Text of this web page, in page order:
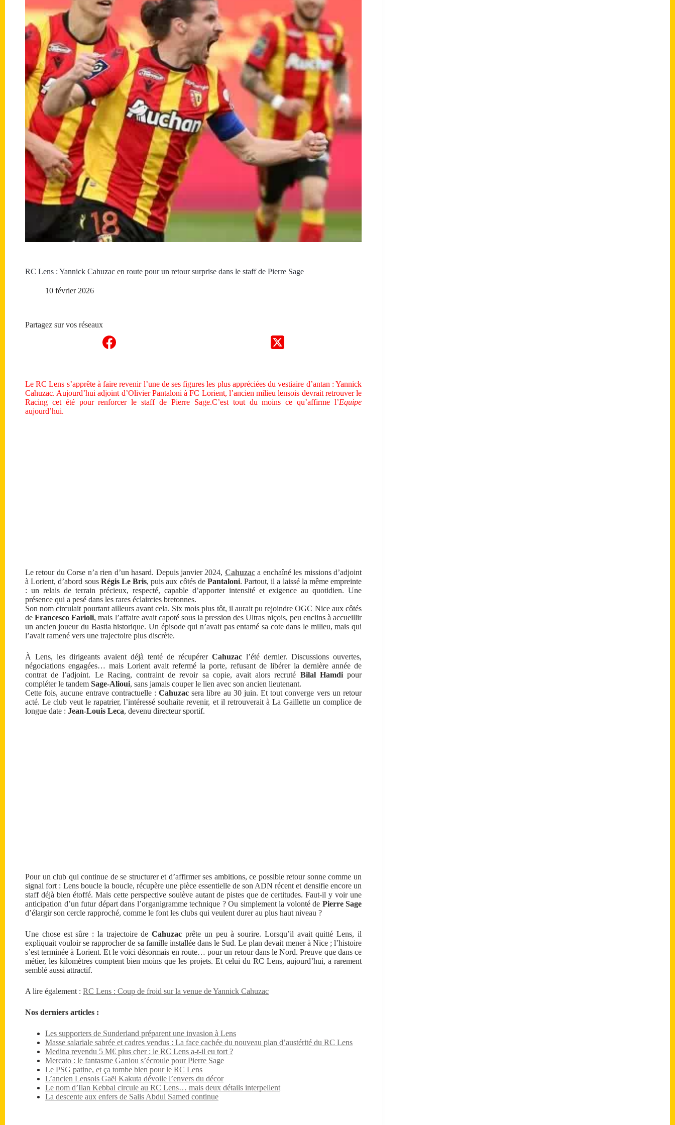
RC Lens : Yannick Cahuzac en route pour un retour surprise dans le staff de Pierre Sage
10 février 2026
Partagez sur vos réseaux
Le RC Lens s’apprête à faire revenir l’une de ses figures les plus appréciées du vestiaire d’antan : Yannick
Cahuzac. Aujourd’hui adjoint d’Olivier Pantaloni à FC Lorient, l’ancien milieu lensois devrait retrouver le
Racing cet été pour renforcer le staff de Pierre Sage.C’est tout du moins ce qu’affirme l’Equipe
aujourd’hui.
Le retour du Corse n’a rien d’un hasard. Depuis janvier 2024, Cahuzaca enchaîné les missions d’adjoint
à Lorient, d’abord sous Régis Le Bris, puis aux côtés de Pantaloni. Partout, il a laissé la même empreinte
: un relais de terrain précieux, respecté, capable d’apporter intensité et exigence au quotidien. Une
présence qui a pesé dans les rares éclaircies bretonnes.
Son nom circulait pourtant ailleurs avant cela. Six mois plus tôt, il aurait pu rejoindre OGC Nice aux côtés
deFrancesco Farioli, mais l’affaire avait capoté sous la pression des Ultras niçois, peu enclins à accueillir
un ancien joueur du Bastia historique. Un épisode qui n’avait pas entamé sa cote dans le milieu, mais qui
l’avait ramené vers une trajectoire plus discrète.
À Lens, les dirigeants avaient déjà tenté de récupérer Cahuzac l’été dernier. Discussions ouvertes,
négociations engagées… mais Lorient avait refermé la porte, refusant de libérer la dernière année de
contrat de l’adjoint. Le Racing, contraint de revoir sa copie, avait alors recruté Bilal Hamdipour
compléter le tandem Sage-Alioui, sans jamais couper le lien avec son ancien lieutenant.
Cette fois, aucune entrave contractuelle :Cahuzac sera libre au 30 juin. Et tout converge vers un retour
acté. Le club veut le rapatrier, l’intéressé souhaite revenir, et il retrouverait à La Gaillette un complice de
longue date : Jean-Louis Leca, devenu directeur sportif.
Pour un club qui continue de se structurer et d’affirmer ses ambitions, ce possible retour sonne comme un
signal fort : Lens boucle la boucle, récupère une pièce essentielle de son ADN récent et densifie encore un
staff déjà bien étoffé. Mais cette perspective soulève autant de pistes que de certitudes. Faut-il y voir une
anticipation d’un futur départ dans l’organigramme technique ? Ou simplement la volonté de Pierre Sage
d’élargir son cercle rapproché, comme le font les clubs qui veulent durer au plus haut niveau ?
Une chose est sûre : la trajectoire deCahuzac prête un peu à sourire. Lorsqu’il avait quitté Lens, il
expliquait vouloir se rapprocher de sa famille installée dans le Sud. Le plan devait mener à Nice ; l’histoire
s’est terminée à Lorient. Et le voici désormais en route… pour un retour dans le Nord. Preuve que dans ce
métier, les kilomètres comptent bien moins que les projets. Et celui du RC Lens, aujourd’hui, a rarement
semblé aussi attractif.
A lire également : RC Lens : Coup de froid sur la venue de Yannick Cahuzac
Nos derniers articles :
Les supporters de Sunderland préparent une invasion à Lens
Masse salariale sabrée et cadres vendus : La face cachée du nouveau plan d’austérité du RC Lens
Medina revendu 5 M€ plus cher : le RC Lens a-t-il eu tort ?
Mercato : le fantasme Ganiou s’écroule pour Pierre Sage
Le PSG patine, et ça tombe bien pour le RC Lens
L’ancien Lensois Gaël Kakuta dévoile l’envers du décor
Le nom d’Ilan Kebbal circule au RC Lens… mais deux détails interpellent
La descente aux enfers de Salis Abdul Samed continue